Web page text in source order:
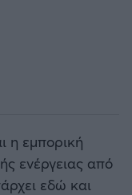
η εμπορική
ενέργειας από
εδώ και